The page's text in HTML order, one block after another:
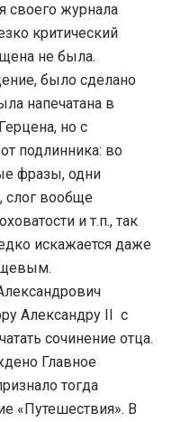
своего журнала
критический
не была.
было сделано
напечатана в
но с
подлинника: во
фразы, одни
слог вообще
и т.п., так
искажается даже
Александру II с
сочинение отца.
Главное
тогда
«Путешествия». В